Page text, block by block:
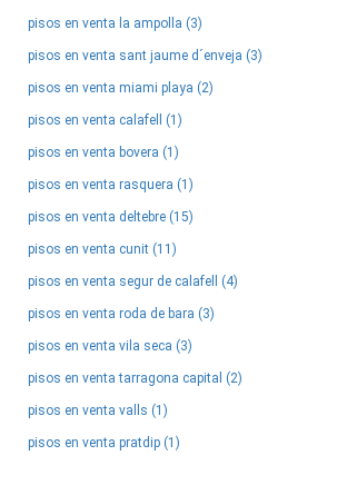
pisos en venta la ampolla (3)
pisos en venta sant jaume d´enveja (3)
pisos en venta miami playa (2)
pisos en venta calafell (1)
pisos en venta bovera (1)
pisos en venta rasquera (1)
pisos en venta deltebre (15)
pisos en venta cunit (11)
pisos en venta segur de calafell (4)
pisos en venta roda de bara (3)
pisos en venta vila seca (3)
pisos en venta tarragona capital (2)
pisos en venta valls (1)
pisos en venta pratdip (1)